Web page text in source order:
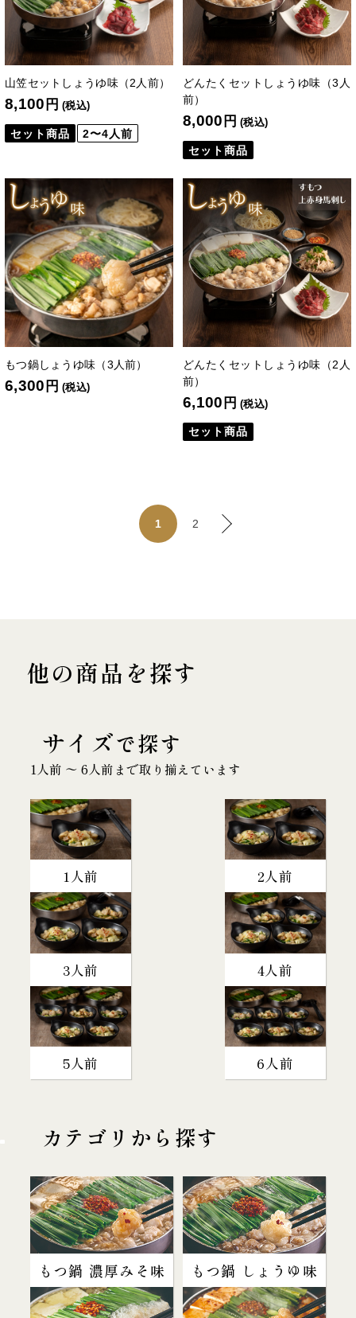
山笠セットしょうゆ味（2人前）
8,100 円 (税込)
セット商品 2〜4人前
どんたくセットしょうゆ味（3人
前）
8,000 円 (税込)
セット商品
もつ鍋しょうゆ味（3人前）
6,300 円 (税込)
どんたくセットしょうゆ味（2人
前）
6,100 円 (税込)
セット商品
1 2
他の商品を探す
サイズで探す
1人前 〜 6人前まで取り揃えています
1人前 2人前
3人前 4人前
5人前 6人前
カテゴリから探す
もつ鍋 濃厚みそ味 もつ鍋 しょうゆ味